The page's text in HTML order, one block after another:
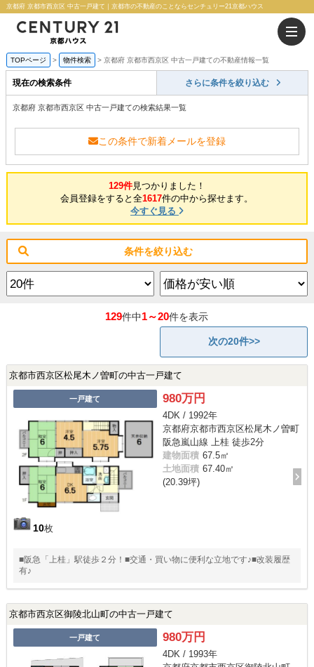
京都府 京都市西京区 中古一戸建て｜京都市の不動産のことならセンチュリー21京都ハウス
TOPページ 物件検索 京都府 京都市西京区 中古一戸建ての不動産情報一覧
現在の検索条件 さらに条件を絞り込む
京都府 京都市西京区 中古一戸建ての検索結果一覧
この条件で新着メールを登録
129件見つかりました！
会員登録をすると全1617件の中から探せます。
今すぐ見る
条件を絞り込む
129件中1～20件を表示
次の20件>>
京都市西京区松尾木ノ曽町の中古一戸建て
一戸建て
10枚
980万円
4DK / 1992年
京都府京都市西京区松尾木ノ曽町
阪急嵐山線 上桂 徒歩2分
建物面積 67.5㎡
土地面積 67.40㎡
(20.39坪)
■阪急「上桂」駅徒歩２分！■交通・買い物に便利な立地です♪■改装履歴
有♪
京都市西京区御陵北山町の中古一戸建て
一戸建て 980万円
4DK / 1993年